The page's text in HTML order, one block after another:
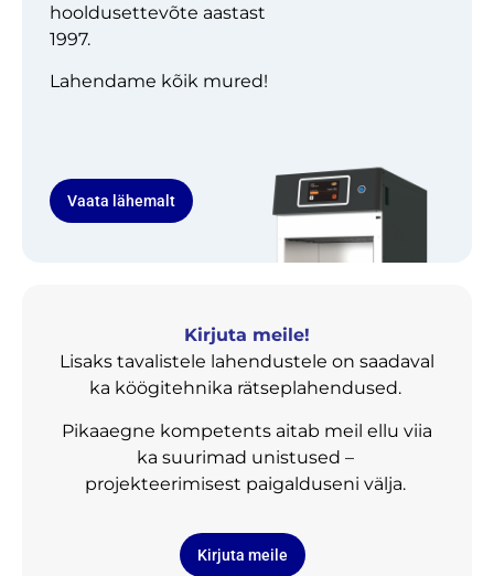
hooldusettevõte aastast
1997.
Lahendame kõik mured!
Vaata lähemalt
Kirjuta meile!
Lisaks tavalistele lahendustele on saadaval
ka köögitehnika rätseplahendused.
Pikaaegne kompetents aitab meil ellu viia
ka suurimad unistused –
projekteerimisest paigalduseni välja.
Kirjuta meile